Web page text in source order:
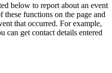
below to report about an event
these functions on the page and
that occurred. For example,
can get contact details entered